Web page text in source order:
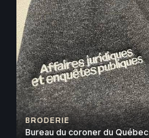
BRODERIE
Bureau du coroner du Québec